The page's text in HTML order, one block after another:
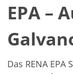
Halbleiter
Batch-Eintauchen
Wafering
Wafer-Trocknung
Chemische
EPA –
Das RENA